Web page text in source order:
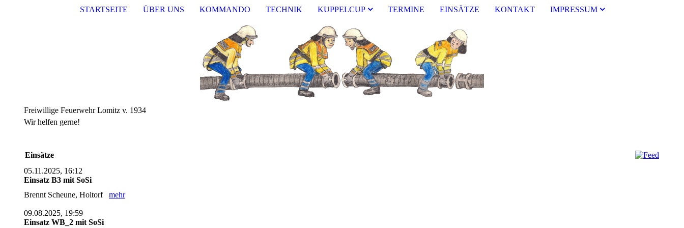
STARTSEITE ÜBER UNS KOMMANDO TECHNIK KUPPELCUP TERMINE EINSÄTZE KONTAKT IMPRESSUM
Freiwillige Feuerwehr Lomitz v. 1934
Wir helfen gerne!
Einsätze
05.11.2025, 16:12
Einsatz B3 mit SoSi
Brennt Scheune, Holtorf mehr
09.08.2025, 19:59
Einsatz WB_2 mit SoSi